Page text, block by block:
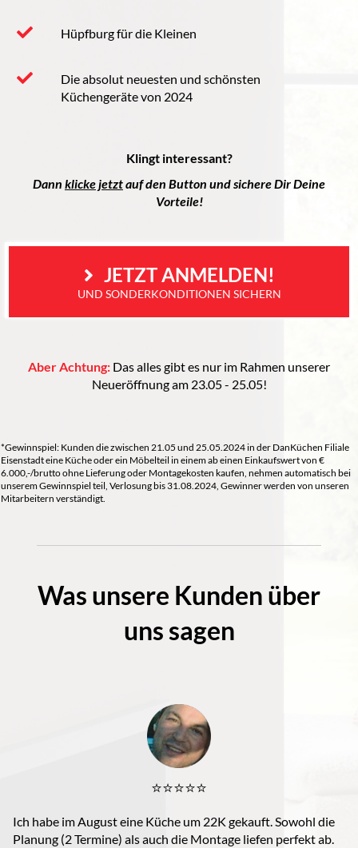
Hüpfburg für die Kleinen
Die absolut neuesten und schönsten
Küchengeräte von 2024
Klingt interessant?
Dann klicke jetztauf den Button und sichere Dir Deine
Vorteile!
JETZT ANMELDEN!
UND SONDERKONDITIONEN SICHERN
Aber Achtung: Das alles gibt es nur im Rahmen unserer
Neueröffnung am 23.05 - 25.05!
*Gewinnspiel: Kunden die zwischen 21.05 und 25.05.2024 in der DanKüchen Filiale
Eisenstadt eine Küche oder ein Möbelteil in einem ab einen Einkaufswert von €
6.000,-/brutto ohne Lieferung oder Montagekosten kaufen, nehmen automatisch bei
unserem Gewinnspiel teil, Verlosung bis 31.08.2024, Gewinner werden von unseren
Mitarbeitern verständigt.
Was unsere Kunden über
uns sagen
⭐️⭐️⭐️⭐️⭐️
Ich habe im August eine Küche um 22K gekauft. Sowohl die
Planung (2 Termine) als auch die Montage liefen perfekt ab.